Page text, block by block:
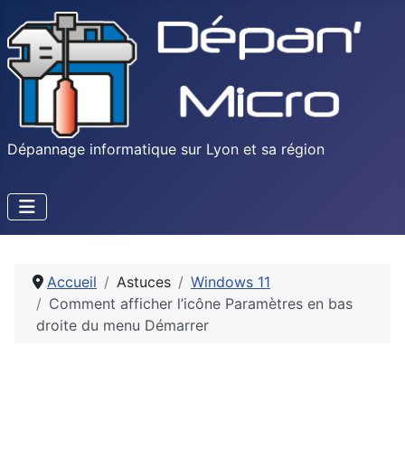
Dépannage informatique sur Lyon et sa région
Accueil Astuces
Windows 11
Comment afficher l’icône Paramètres en bas
droite du menu Démarrer